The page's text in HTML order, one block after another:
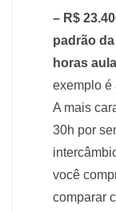
– R$
padrão da
horas
exemplo é
A mais
30h por
você
comparar